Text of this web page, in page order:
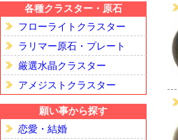
各種クラスター・原石
フローライトクラスター
ラリマー原石・プレート
厳選水晶クラスター
アメジストクラスター
願い事から探す
恋愛・結婚